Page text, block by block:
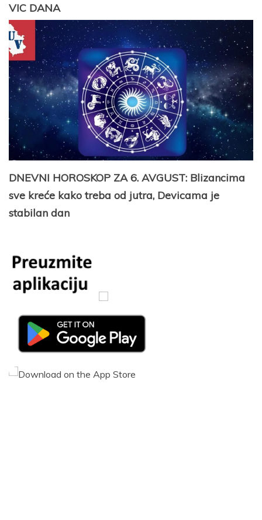
VIC DANA
DNEVNI HOROSKOP ZA 6. AVGUST: Blizancima
sve kreće kako treba od jutra, Devicama je
stabilan dan